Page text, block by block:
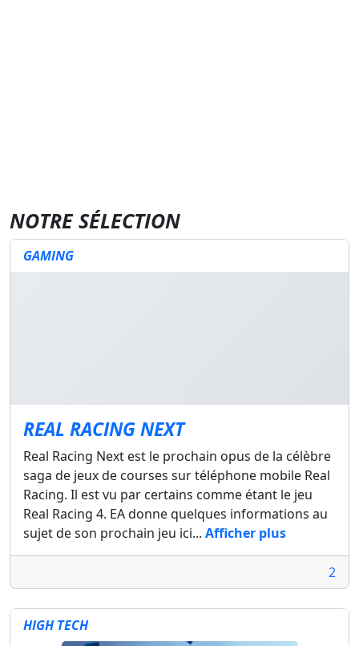
NOTRE SÉLECTION
GAMING
REAL RACING NEXT
Real Racing Next est le prochain opus de la célèbre
saga de jeux de courses sur téléphone mobile Real
Racing. Il est vu par certains comme étant le jeu
Real Racing 4. EA donne quelques informations au
sujet de son prochain jeu ici... Afficher plus
2
HIGH TECH